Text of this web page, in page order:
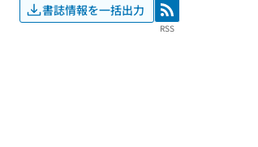
書誌情報を一括出力 RSS
RSS